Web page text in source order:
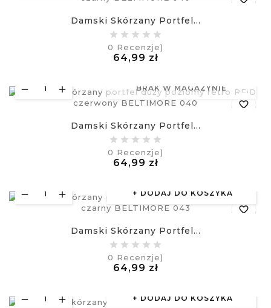
Damski Skórzany Portfel...
0 Recenzje)
64,99 złCena
BRAK W MAGAZYNIE
favorite_border
Damski Skórzany Portfel...
0 Recenzje)
64,99 złCena
DODAJ DO KOSZYKA
favorite_border
Damski Skórzany Portfel...
0 Recenzje)
64,99 złCena
DODAJ DO KOSZYKA